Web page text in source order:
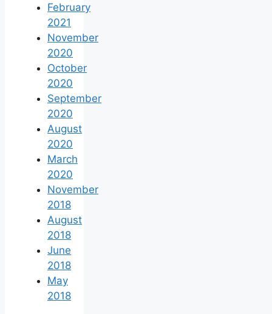
February
2021
November
2020
October
2020
September
2020
August
2020
March
2020
November
2018
August
2018
June
2018
May
2018